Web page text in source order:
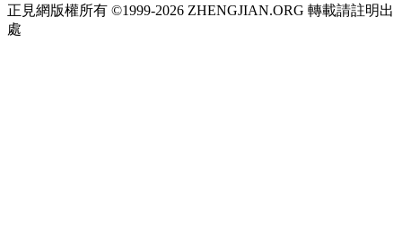
正見網版權所有 ©1999-2026 ZHENGJIAN.ORG 轉載請註明出
處